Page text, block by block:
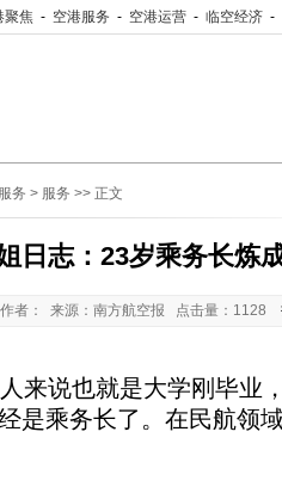
聚焦 - 空港服务 - 空港运营 - 临空经济 -
务 > 服务 >> 正文
日志：23岁乘务长炼
作者： 来源：南方航空报 点击量： 1128
说也就是大学刚毕业
是乘务长了。在民航领